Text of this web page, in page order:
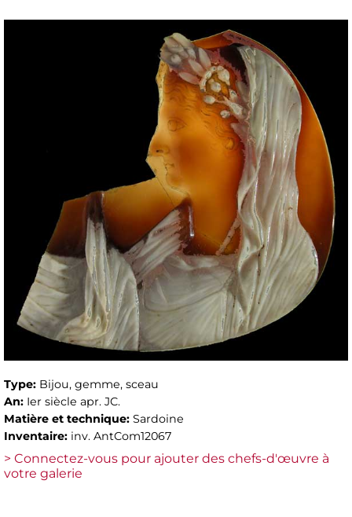
Type: Bijou, gemme, sceau
An: Ier siècle apr. JC.
Matière et technique: Sardoine
Inventaire: inv. AntCom12067
> Connectez-vous pour ajouter des chefs-d'œuvre à
votre galerie